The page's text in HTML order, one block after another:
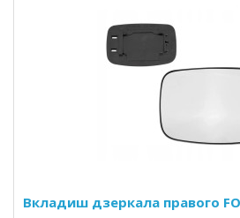
Вкладиш дзеркала правого